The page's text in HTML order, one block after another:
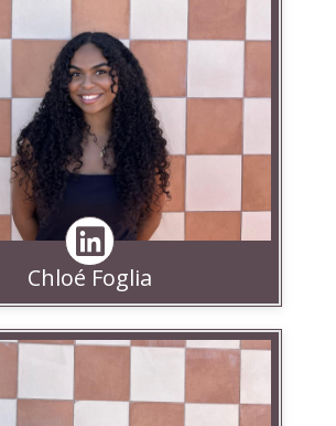
Chloé Foglia
Linkedin